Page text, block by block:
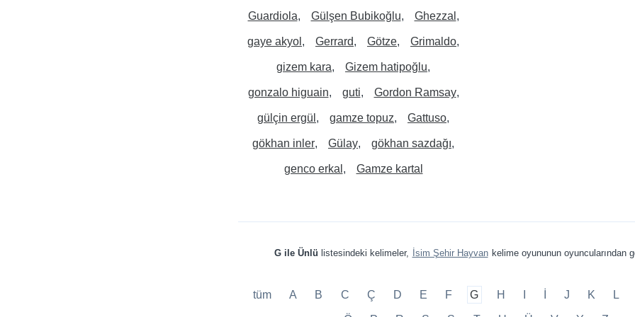
Guardiola Gülşen Bubikoğlu Ghezzal
gaye akyol Gerrard Götze Grimaldo
gizem kara Gizem hatipoğlu
gonzalo higuain guti Gordon Ramsay
gülçin ergül gamze topuz Gattuso
gökhan inler Gülay gökhan sazdağı
genco erkal Gamze kartal
G ile Ünlü listesindeki kelimeler, İsim Şehir Hayvan kelime oyununun oyuncularından
tüm A B C Ç D E F G H J K L